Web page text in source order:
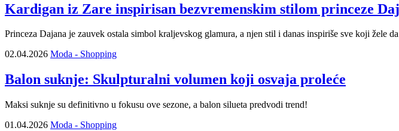
Kardigan iz Zare inspirisan bezvremenskim stilom princeze
Princeza Dajana je zauvek ostala simbol kraljevskog glamura, a njen stil i danas inspiriše sve koji žele
02.04.2026 Moda - Shopping
Balon suknje: Skulpturalni volumen koji osvaja proleće
Maksi suknje su definitivno u fokusu ove sezone, a balon silueta predvodi trend!
01.04.2026 Moda - Shopping